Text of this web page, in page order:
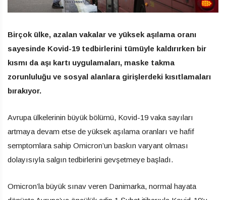
Birçok ülke, azalan vakalar ve yüksek aşılama oranı
sayesinde Kovid-19 tedbirlerini tümüyle kaldırırken bir
kısmı da aşı kartı uygulamaları, maske takma
zorunluluğu ve sosyal alanlara girişlerdeki kısıtlamaları
bırakıyor.
Avrupa ülkelerinin büyük bölümü, Kovid-19 vaka sayıları
artmaya devam etse de yüksek aşılama oranları ve hafif
semptomlara sahip Omicron’un baskın varyant olması
dolayısıyla salgın tedbirlerini gevşetmeye başladı.
Omicron’la büyük sınav veren Danimarka, normal hayata